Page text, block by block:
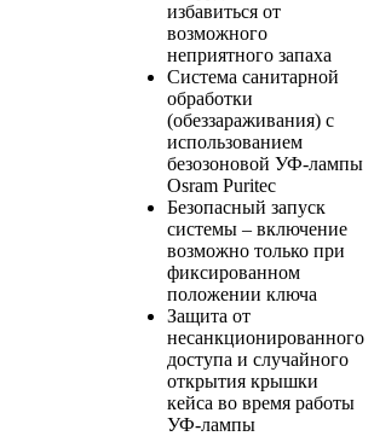
избавиться от
возможного
неприятного запаха
Система санитарной
обработки
(обеззараживания) с
использованием
безозоновой УФ-лампы
Osram Puritec
Безопасный запуск
системы – включение
возможно только при
фиксированном
положении ключа
Защита от
несанкционированного
доступа и случайного
открытия крышки
кейса во время работы
УФ-лампы